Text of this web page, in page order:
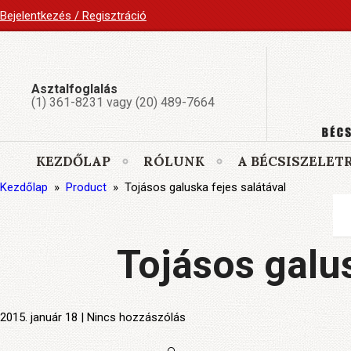
Bejelentkezés / Regisztráció
Asztalfoglalás
(1) 361-8231 vagy (20) 489-7664
KEZDŐLAP RÓLUNK A
Kezdőlap » Product » Tojásos galuska fejes salátával
Tojásos
2015. január 18 | Nincs hozzászólás